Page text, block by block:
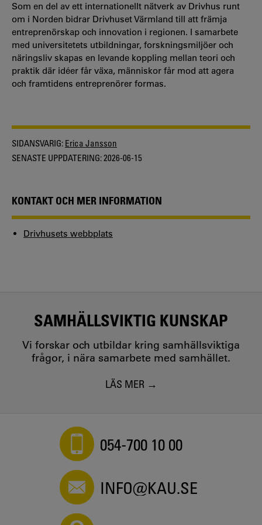
Som en del av ett internationellt nätverk av Drivhus runt
om i Norden bidrar Drivhuset Värmland till att främja
entreprenörskap och innovation i regionen. I samarbete
med universitetets utbildningar, forskningsmiljöer och
näringsliv skapas en levande koppling mellan teori och
praktik där idéer får växa, människor får mod att agera
och framtidens entreprenörer formas.
SIDANSVARIG: Erica Jansson
SENASTE UPPDATERING:2026-06-15
KONTAKT OCH MER INFORMATION
Drivhusets webbplats
SAMHÄLLSVIKTIG KUNSKAP
Vi forskar och utbildar kring samhällsviktiga
frågor, i nära samarbete med samhället.
LÄS MER
054-700 10 00
INFO@KAU.SE